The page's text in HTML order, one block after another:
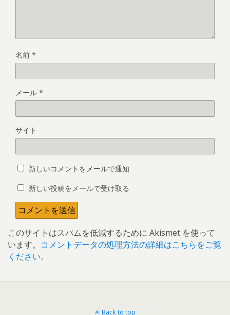
名前 *
メール *
サイト
新しいコメントをメールで通知
新しい投稿をメールで受け取る
このサイトはスパムを低減するために Akismet を使って
います。 コメントデータの処理方法の詳細はこちらをご覧
ください。
Back to top